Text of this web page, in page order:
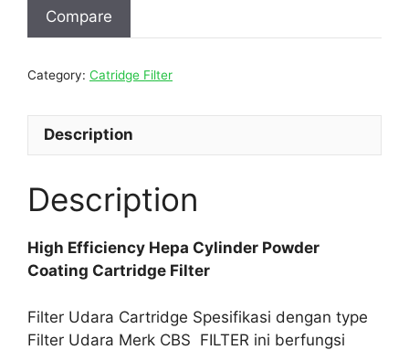
Compare
Category: Catridge Filter
Description
Description
High Efficiency Hepa Cylinder Powder
Coating Cartridge Filter
Filter Udara Cartridge Spesifikasi dengan type
Filter Udara Merk CBS FILTER ini berfungsi